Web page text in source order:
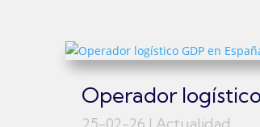
Operador
25-02-26 | Actualidad